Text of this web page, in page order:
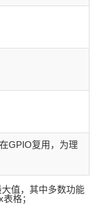
GPIO复用，为理
值，其中多数功能
格；